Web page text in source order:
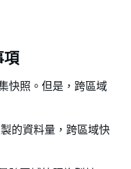
項
快照。但是，跨區域
的資料量，跨區域快